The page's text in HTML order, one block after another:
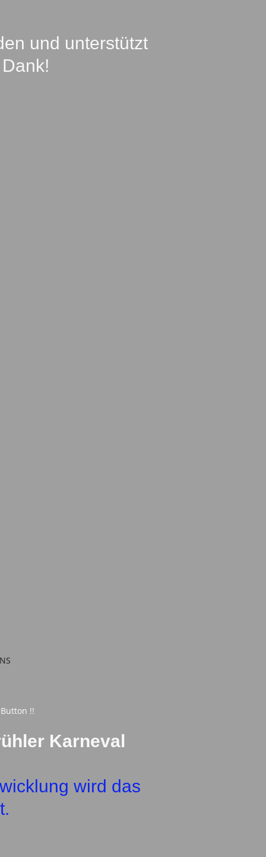
und unterstützt
!!
Karneval
wird das